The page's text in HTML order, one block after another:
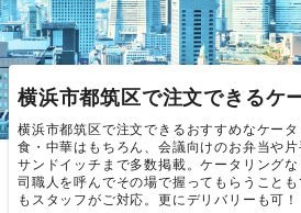
横浜市都筑区で注文できるケ
横浜市都筑区で注文できるおすすめなケー
食・中華はもちろん、会議向けのお弁当や
サンドイッチまで多数掲載。ケータリング
司職人を呼んでその場で握ってもらうこと
もスタッフがご対応。更にデリバリーも可！